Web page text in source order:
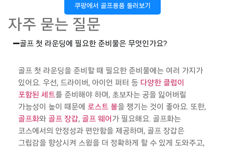
쿠팡에서 골프용품 둘러보기
자주 묻는 질문
골프 첫 라운딩에 필요한 준비물은 무엇인가요?
골프 첫 라운딩을 준비할 때 필요한 준비물에는 여러 가지가
있어요. 우선, 드라이버, 아이언 퍼터 등 다양한 클럽이
포함된 세트를 준비해야 하며, 초보자는 공을 잃어버릴
가능성이 높이 때문에 로스트 볼을 챙기는 것이 좋아요. 또한,
골프화와 골프 장갑, 골프 웨어 가 필요해요. 골프화는
코스에서의 안정성과 편안함을 제공하며, 골프 장갑은
그립감을 향상시켜 스윙을 더 정확하게 할 수 있게 도와주고,